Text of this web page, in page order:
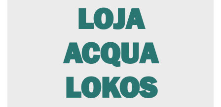
LOJA
ACQUA
LOKOS